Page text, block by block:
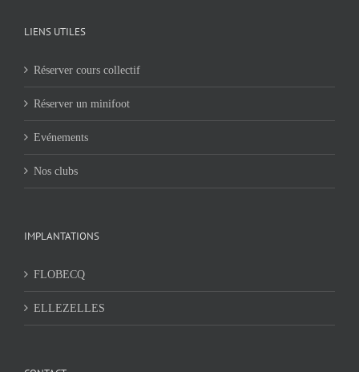
LIENS UTILES
Réserver cours collectif
Réserver un minifoot
Evénements
Nos clubs
IMPLANTATIONS
FLOBECQ
ELLEZELLES